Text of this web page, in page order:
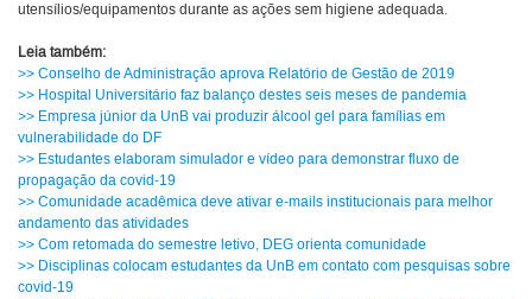
utensílios/equipamentos durante as ações sem higiene adequada.
Leia também:
>> Conselho de Administração aprova Relatório de Gestão de 2019
>> Hospital Universitário faz balanço destes seis meses de pandemia
>> Empresa júnior da UnB vai produzir álcool gel para famílias em
vulnerabilidade do DF
>> Estudantes elaboram simulador e vídeo para demonstrar fluxo de
propagação da covid-19
>> Comunidade acadêmica deve ativar e-mails institucionais para melhor
andamento das atividades
>> Com retomada do semestre letivo, DEG orienta comunidade
>> Disciplinas colocam estudantes da UnB em contato com pesquisas sobre
covid-19